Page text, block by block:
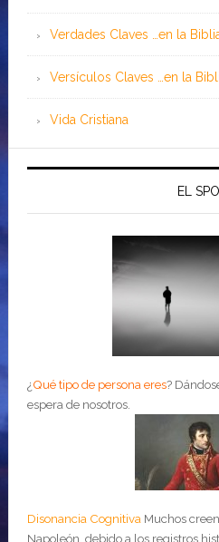
Verdades Claves …en la
Versículos Claves …en la
Vida Cristiana
EL
¿Qué tipo de persona eres?
espera de nosotros.
Disonancia Cognitiva Muchos
Napoleón, debido a los registros